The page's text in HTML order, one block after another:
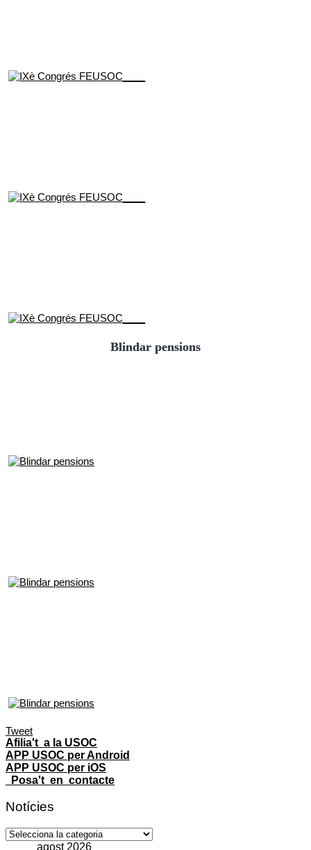
Blindar pensions
Tweet
Afilia't a la USOC
APP USOC per Android
APP USOC per iOS
Posa't en contacte
Notícies
Notícies
agost 2026